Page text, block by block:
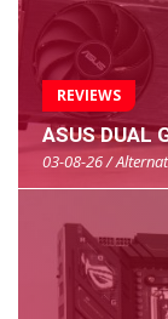
REVIEWS
ASUS DUAL
03-08-26 /